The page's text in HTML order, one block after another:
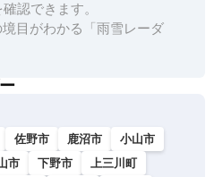
認できます。
目がわかる「雨雪レーダ
佐野市 鹿沼市
小山市
市 下野市
上三川町